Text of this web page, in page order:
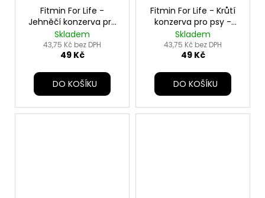
Fitmin For Life -
Jehněčí konzerva pro
psy - 400 g
Skladem
43,75 Kč bez DPH
49 Kč
DO KOŠÍKU
Fitmin For Life - Krůtí
konzerva pro psy -
400 g
Skladem
43,75 Kč bez DPH
49 Kč
DO KOŠÍKU